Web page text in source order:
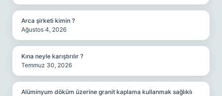
Arca şirketi kimin ?
Ağustos 4, 2026
Kına neyle karıştırılır ?
Temmuz 30, 2026
Alüminyum döküm üzerine granit kaplama kullanmak sağlıklı